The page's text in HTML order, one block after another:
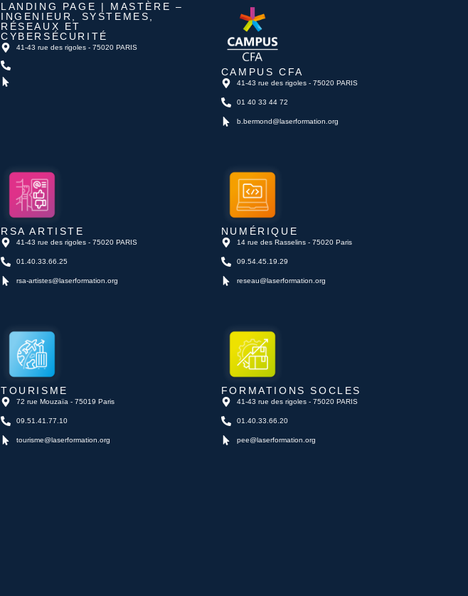
LANDING PAGE | MASTÈRE –
INGENIEUR, SYSTEMES,
RÉSEAUX ET
CYBERSÉCURITÉ
41-43 rue des rigoles - 75020 PARIS
CAMPUS CFA
41-43 rue des rigoles - 75020 PARIS
01 40 33 44 72
b.bermond@laserformation.org
RSA ARTISTE
41-43 rue des rigoles - 75020 PARIS
01.40.33.66.25
rsa-artistes@laserformation.org
NUMÉRIQUE
14 rue des Rasselins - 75020 Paris
09.54.45.19.29
reseau@laserformation.org
TOURISME
72 rue Mouzaïa - 75019 Paris
09.51.41.77.10
tourisme@laserformation.org
FORMATIONS SOCLES
41-43 rue des rigoles - 75020 PARIS
01.40.33.66.20
pee@laserformation.org